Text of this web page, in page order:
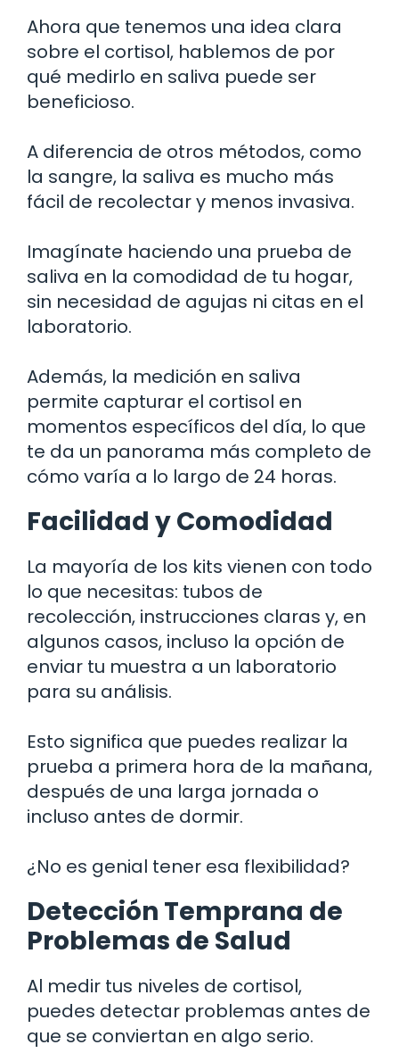
Ahora que tenemos una idea clara
sobre el cortisol, hablemos de por
qué medirlo en saliva puede ser
beneficioso.
A diferencia de otros métodos, como
la sangre, la saliva es mucho más
fácil de recolectar y menos invasiva.
Imagínate haciendo una prueba de
saliva en la comodidad de tu hogar,
sin necesidad de agujas ni citas en el
laboratorio.
Además, la medición en saliva
permite capturar el cortisol en
momentos específicos del día, lo que
te da un panorama más completo de
cómo varía a lo largo de 24 horas.
Facilidad y Comodidad
La mayoría de los kits vienen con todo
lo que necesitas: tubos de
recolección, instrucciones claras y, en
algunos casos, incluso la opción de
enviar tu muestra a un laboratorio
para su análisis.
Esto significa que puedes realizar la
prueba a primera hora de la mañana,
después de una larga jornada o
incluso antes de dormir.
¿No es genial tener esa flexibilidad?
Detección Temprana de
Problemas de Salud
Al medir tus niveles de cortisol,
puedes detectar problemas antes de
que se conviertan en algo serio.